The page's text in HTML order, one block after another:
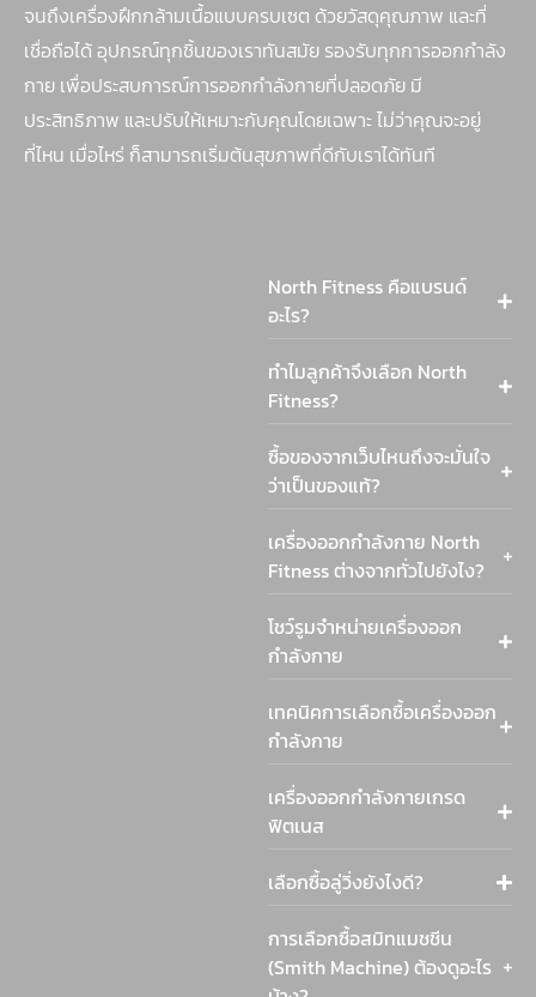
จนถึงเครื่องฝึกกล้ามเนื้อแบบครบเซต ด้วยวัสดุคุณภาพ และที่
เชื่อถือได้ อุปกรณ์ทุกชิ้นของเราทันสมัย รองรับทุกการออกกำลัง
กาย เพื่อประสบการณ์การออกกำลังกายที่ปลอดภัย มี
ประสิทธิภาพ และปรับให้เหมาะกับคุณโดยเฉพาะ ไม่ว่าคุณจะอยู่
ที่ไหน เมื่อไหร่ ก็สามารถเริ่มต้นสุขภาพที่ดีกับเราได้ทันที
North Fitness คือแบรนด์
อะไร?
ทำไมลูกค้าจึงเลือก North
Fitness?
ซื้อของจากเว็บไหนถึงจะมั่นใจ
ว่าเป็นของแท้?
เครื่องออกกำลังกาย North
Fitness ต่างจากทั่วไปยังไง?
โชว์รูมจำหน่ายเครื่องออก
กำลังกาย
เทคนิคการเลือกซื้อเครื่องออก
กำลังกาย
เครื่องออกกำลังกายเกรด
ฟิตเนส
เลือกซื้อลู่วิ่งยังไงดี?
การเลือกซื้อสมิทแมชชีน
(Smith Machine) ต้องดูอะไร